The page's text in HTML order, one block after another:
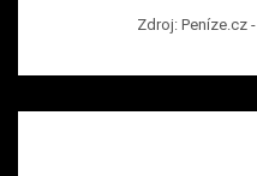
Zdroj: Peníze.cz -